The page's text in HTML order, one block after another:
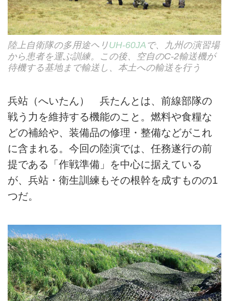
陸上自衛隊の多用途ヘリUH-60JA で、九州の演習場
から患者を運ぶ訓練。この後、空自のC-2輸送機が
待機する基地まで輸送し、本土への輸送を行う
兵站（へいたん） 兵たんとは、前線部隊の
戦う力を維持する機能のこと。燃料や食糧な
どの補給や、装備品の修理・整備などがこれ
に含まれる。今回の陸演では、任務遂行の前
提である「作戦準備」を中心に据えている
が、兵站・衛生訓練もその根幹を成すものの1
つだ。